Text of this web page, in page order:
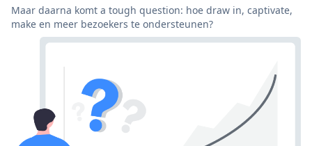
Maar daarna komt a tough question: hoe draw in, captivate,
make en meer bezoekers te ondersteunen?